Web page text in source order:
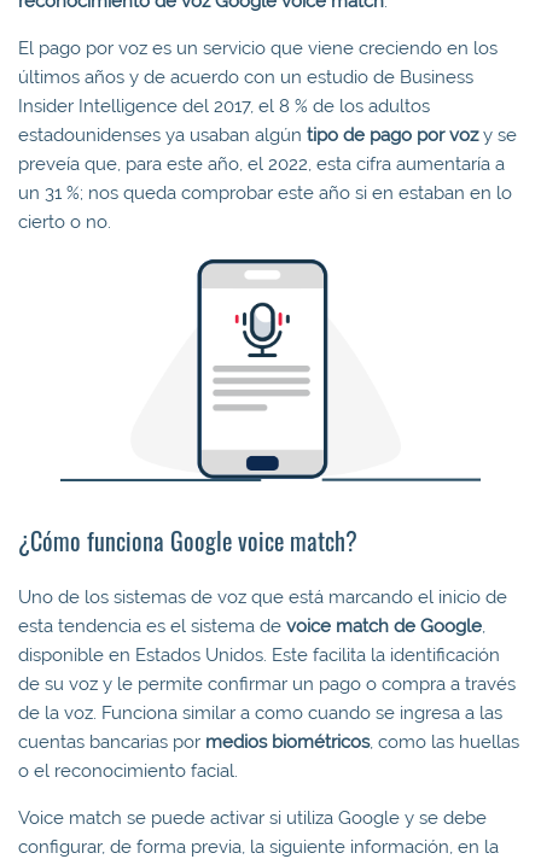
El pago por voz es un servicio que viene creciendo en los
últimos años y de acuerdo con un estudio de Business
Insider Intelligence del 2017, el 8 % de los adultos
estadounidenses ya usaban algún tipo de pago por vozy se
preveía que, para este año, el 2022, esta cifra aumentaría a
un 31 %; nos queda comprobar este año si en estaban en lo
cierto o no.
¿Cómo funciona Google voice match?
Uno de los sistemas de voz que está marcando el inicio de
esta tendencia es el sistema de voice match de Google,
disponible en Estados Unidos. Este facilita la identificación
de su voz y le permite confirmar un pago o compra a través
de la voz. Funciona similar a como cuando se ingresa a las
cuentas bancarias por medios biométricos, como las huellas
o el reconocimiento facial.
Voice match se puede activar si utiliza Google y se debe
configurar, de forma previa, la siguiente información, en la